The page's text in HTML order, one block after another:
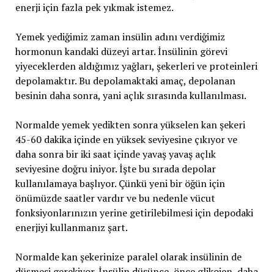
enerji için fazla pek yıkmak istemez.
Yemek yediğimiz zaman insülin adını verdiğimiz
hormonun kandaki düzeyi artar. İnsülinin görevi
yiyeceklerden aldığımız yağları, şekerleri ve proteinleri
depolamaktır. Bu depolamaktaki amaç, depolanan
besinin daha sonra, yani açlık sırasında kullanılması.
Normalde yemek yedikten sonra yükselen kan şekeri
45-60 dakika içinde en yüksek seviyesine çıkıyor ve
daha sonra bir iki saat içinde yavaş yavaş açlık
seviyesine doğru iniyor. İşte bu sırada depolar
kullanılamaya başlıyor. Çünkü yeni bir öğün için
önümüzde saatler vardır ve bu nedenle vücut
fonksiyonlarınızın yerine getirilebilmesi için depodaki
enerjiyi kullanmanız şart.
Normalde kan şekerinize paralel olarak insülinin de